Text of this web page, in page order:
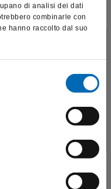
di analisi dei dati
combinarle con
hanno raccolto dal suo
soniche SF979
aggressiva, difetti
e beni sensibili per la
per visitare il sito,